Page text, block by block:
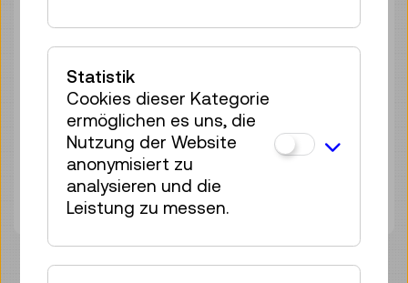
€ 6,50
Sa 19.09. 11:00– 12:00
Workshop
16 Plätze frei
€ 6,50
Statistik
Cookies dieser Kategorie
ermöglichen es uns, die
Nutzung der Website
anonymisiert zu
analysieren und die
Leistung zu messen.